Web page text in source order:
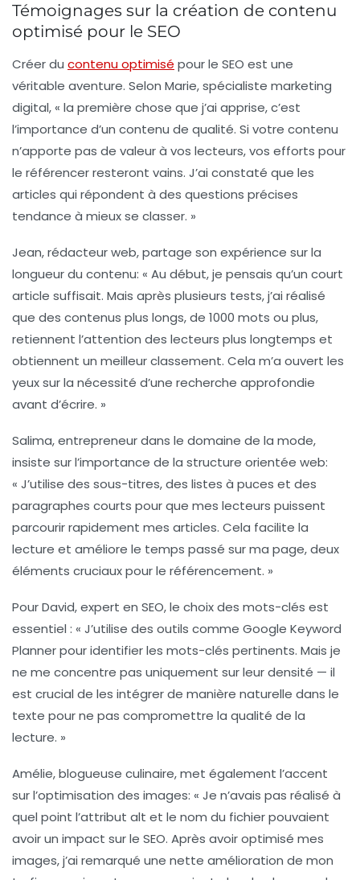
Témoignages sur la création de contenu
optimisé pour le SEO
Créer du contenu optimisé pour le SEO est une
véritable aventure. Selon Marie, spécialiste marketing
digital, « la première chose que j’ai apprise, c’est
l’importance d’un contenu de qualité. Si votre contenu
n’apporte pas de valeur à vos lecteurs, vos efforts pour
le référencer resteront vains. J’ai constaté que les
articles qui répondent à des questions précises
tendance à mieux se classer. »
Jean, rédacteur web, partage son expérience sur la
longueur du contenu: « Au début, je pensais qu’un court
article suffisait. Mais après plusieurs tests, j’ai réalisé
que des contenus plus longs, de 1000 mots ou plus,
retiennent l’attention des lecteurs plus longtemps et
obtiennent un meilleur classement. Cela m’a ouvert les
yeux sur la nécessité d’une recherche approfondie
avant d’écrire. »
Salima, entrepreneur dans le domaine de la mode,
insiste sur l’importance de la structure orientée web:
« J’utilise des sous-titres, des listes à puces et des
paragraphes courts pour que mes lecteurs puissent
parcourir rapidement mes articles. Cela facilite la
lecture et améliore le temps passé sur ma page, deux
éléments cruciaux pour le référencement. »
Pour David, expert en SEO, le choix des mots-clés est
essentiel : « J’utilise des outils comme Google Keyword
Planner pour identifier les mots-clés pertinents. Mais je
ne me concentre pas uniquement sur leur densité — il
est crucial de les intégrer de manière naturelle dans le
texte pour ne pas compromettre la qualité de la
lecture. »
Amélie, blogueuse culinaire, met également l’accent
sur l’optimisation des images: « Je n’avais pas réalisé à
quel point l’attribut alt et le nom du fichier pouvaient
avoir un impact sur le SEO. Après avoir optimisé mes
images, j’ai remarqué une nette amélioration de mon